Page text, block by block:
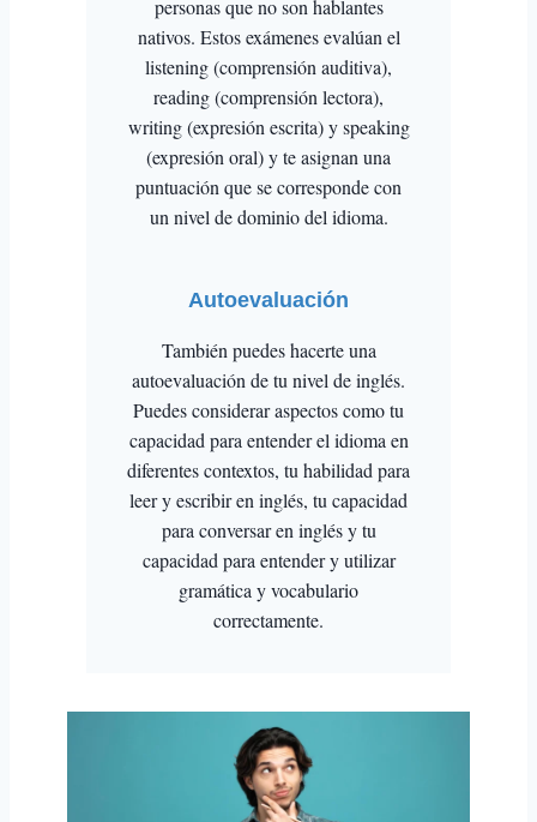
personas que no son hablantes
nativos. Estos exámenes evalúan el
listening (comprensión auditiva),
reading (comprensión lectora),
writing (expresión escrita) y speaking
(expresión oral) y te asignan una
puntuación que se corresponde con
un nivel de dominio del idioma.
Autoevaluación
También puedes hacerte una
autoevaluación de tu nivel de inglés.
Puedes considerar aspectos como tu
capacidad para entender el idioma en
diferentes contextos, tu habilidad para
leer y escribir en inglés, tu capacidad
para conversar en inglés y tu
capacidad para entender y utilizar
gramática y vocabulario
correctamente.